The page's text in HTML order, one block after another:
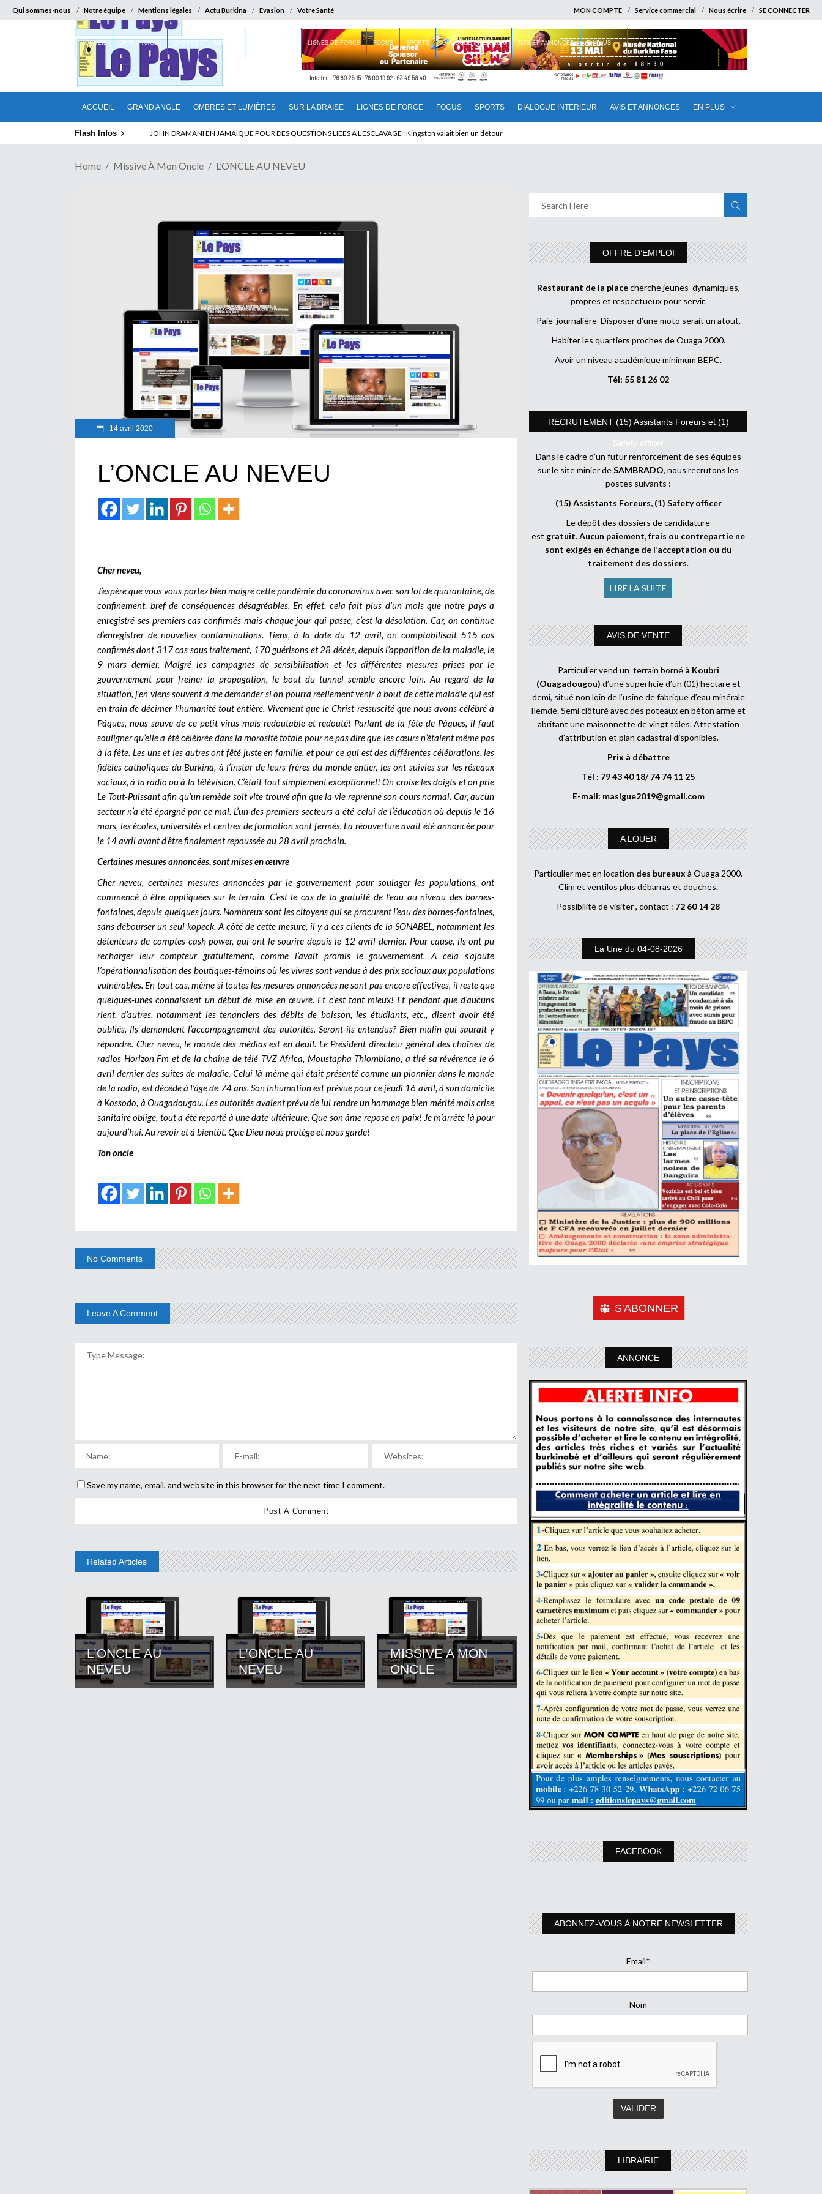
Qui sommes-nous Notre équipe Mentions légales Actu Burkina Evasion Votre Santé MON COMPTE Service commercial Nous écrire SE CONNECTER
ACCUEIL GRAND ANGLE OMBRES ET LUMIÈRES SUR LA BRAISE LIGNES DE FORCE FOCUS SPORTS DIALOGUE INTERIEUR AVIS ET ANNONCES EN PLUS
ACCUEIL GRAND ANGLE OMBRES ET LUMIÈRES LIGNES DE FORCE FOCUS SPORTS DIALOGUE INTERIEUR AVIS ET ANNONCES EN PLUS
Flash Infos ELECTION DE TALON A LA TETE DU SENAT BENINOIS : Quand Patrice quitte le pouvoir sans partir !
Home Missive À Mon Oncle L’ONCLE AU NEVEU
14 avril 2020
L’ONCLE AU NEVEU
Cher neveu,
J’espère que vous vous portez bien malgré cette pandémie du coronavirus avec son lot de quarantaine, de
confinement, bref de conséquences désagréables. En effet, cela fait plus d’un mois que notre pays a
enregistré ses premiers cas confirmés mais chaque jour qui passe, c’est la désolation. Car, on continue
d’enregistrer de nouvelles contaminations. Tiens, à la date du 12 avril, on comptabilisait 515 cas
confirmés dont 317 cas sous traitement, 170 guérisons et 28 décès, depuis l’apparition de la maladie, le
9 mars dernier. Malgré les campagnes de sensibilisation et les différentes mesures prises par le
gouvernement pour freiner la propagation, le bout du tunnel semble encore loin. Au regard de la
situation, j’en viens souvent à me demander si on pourra réellement venir à bout de cette maladie qui est
en train de décimer l’humanité tout entière. Vivement que le Christ ressuscité que nous avons célébré à
Pâques, nous sauve de ce petit virus mais redoutable et redouté! Parlant de la fête de Pâques, il faut
souligner qu’elle a été célébrée dans la morosité totale pour ne pas dire que les cœurs n’étaient même pas
à la fête. Les uns et les autres ont fêté juste en famille, et pour ce qui est des différentes célébrations, les
fidèles catholiques du Burkina, à l’instar de leurs frères du monde entier, les ont suivies sur les réseaux
sociaux, à la radio ou à la télévision. C’était tout simplement exceptionnel! On croise les doigts et on prie
Le Tout-Puissant afin qu’un remède soit vite trouvé afin que la vie reprenne son cours normal. Car, aucun
secteur n’a été épargné par ce mal. L’un des premiers secteurs a été celui de l’éducation où depuis le 16
mars, les écoles, universités et centres de formation sont fermés. La réouverture avait été annoncée pour
le 14 avril avant d’être finalement repoussée au 28 avril prochain.
Certaines mesures annoncées, sont mises en œuvre
Cher neveu, certaines mesures annoncées par le gouvernement pour soulager les populations, ont
commencé à être appliquées sur le terrain. C’est le cas de la gratuité de l’eau au niveau des bornes-
fontaines, depuis quelques jours. Nombreux sont les citoyens qui se procurent l’eau des bornes-fontaines,
sans débourser un seul kopeck. A côté de cette mesure, il y a ces clients de la SONABEL, notamment les
détenteurs de comptes cash power, qui ont le sourire depuis le 12 avril dernier. Pour cause, ils ont pu
recharger leur compteur gratuitement, comme l’avait promis le gouvernement. A cela s’ajoute
l’opérationnalisation des boutiques-témoins où les vivres sont vendus à des prix sociaux aux populations
vulnérables. En tout cas, même si toutes les mesures annoncées ne sont pas encore effectives, il reste que
quelques-unes connaissent un début de mise en œuvre. Et c’est tant mieux! Et pendant que d’aucuns
rient, d’autres, notamment les tenanciers des débits de boisson, les étudiants, etc., disent avoir été
oubliés. Ils demandent l’accompagnement des autorités. Seront-ils entendus? Bien malin qui saurait y
répondre. Cher neveu, le monde des médias est en deuil. Le Président directeur général des chaînes de
radios Horizon Fm et de la chaîne de télé TVZ Africa, Moustapha Thiombiano, a tiré sa révérence le 6
avril dernier des suites de maladie. Celui là-même qui était présenté comme un pionnier dans le monde
de la radio, est décédé à l’âge de 74 ans. Son inhumation est prévue pour ce jeudi 16 avril, à son domicile
à Kossodo, à Ouagadougou. Les autorités avaient prévu de lui rendre un hommage bien mérité mais crise
sanitaire oblige, tout a été reporté à une date ultérieure. Que son âme repose en paix! Je m’arrête là pour
aujourd’hui. Au revoir et à bientôt. Que Dieu nous protège et nous garde!
Ton oncle
No Comments
Leave A Comment
Save my name, email, and website in this browser for the next time I comment.
Related Articles
L’ONCLE AU
NEVEU
L’ONCLE AU
NEVEU
MISSIVE A MON
ONCLE
OFFRE D’EMPLOI
Restaurant de la placecherche jeunes dynamiques,
propres et respectueux pour servir.
Paie journalière Disposer d’une moto serait un atout.
Habiter les quartiers proches de Ouaga 2000.
Avoir un niveau académique minimum BEPC.
Tél: 55 81 26 02
RECRUTEMENT (15) Assistants Foreurs et (1)
Safety officer
Dans le cadre d’un futur renforcement de ses équipes
sur le site minier deSAMBRADO, nous recrutons les
postes suivants :
(15) Assistants Foreurs, (1) Safety officer
Le dépôt des dossiers de candidature
est gratuit.Aucun paiement, frais ou contrepartie ne
sont exigés en échange de l’acceptation ou du
traitement des dossiers.
LIRE LA SUITE
AVIS DE VENTE
Particulier vend un terrain borné à Koubri
(Ouagadougou) d’une superficie d’un (01) hectare et
demi, situé non loin de l’usine de fabrique d’eau minérale
Ilemdé. Semi clôturé avec des poteaux en béton armé et
abritant une maisonnette de vingt tôles. Attestation
d’attribution et plan cadastral disponibles.
Prix à débattre
Tél : 79 43 40 18/ 74 74 11 25
E-mail: masigue2019@gmail.com
A LOUER
Particulier met en location des bureaux à Ouaga 2000.
Clim et ventilos plus débarras et douches.
Possibilité de visiter , contact : 72 60 14 28
La Une du 04-08-2026
S'ABONNER
ANNONCE
FACEBOOK
ABONNEZ-VOUS À NOTRE NEWSLETTER
Email*
Nom
LIBRAIRIE